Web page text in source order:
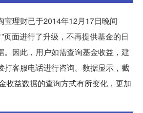
宝理财已于2014年12月17日晚间
页面进行了升级，不再提供基金的日
。因此，用户如需查询基金收益，建
打客服电话进行咨询。数据显示，截
收益数据的查询方式有所变化，更加